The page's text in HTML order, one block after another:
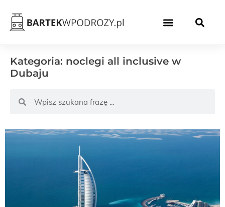
Kategoria: noclegi all inclusive w
Dubaju